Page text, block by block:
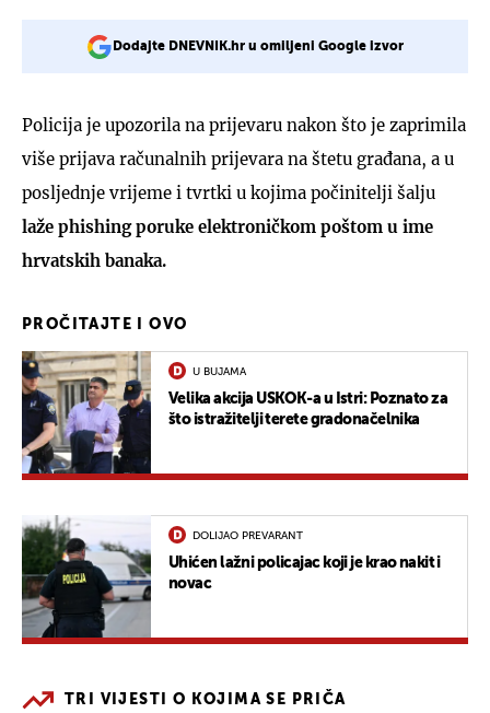
Dodajte DNEVNIK.hr u omiljeni Google izvor
Policija je upozorila na prijevaru nakon što je zaprimila
više prijava računalnih prijevara na štetu građana, a u
posljednje vrijeme i tvrtki u kojima počinitelji šalju
laže phishing poruke elektroničkom poštom u ime
hrvatskih banaka.
PROČITAJTE I OVO
U BUJAMA
Velika akcija USKOK-a u Istri: Poznato za
što istražitelji terete gradonačelnika
DOLIJAO PREVARANT
Uhićen lažni policajac koji je krao nakit i
novac
TRI VIJESTI O KOJIMA SE PRIČA